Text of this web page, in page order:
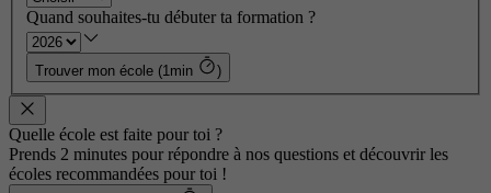
Quand souhaites-tu débuter ta formation ?
Trouver mon école (1min )
Quelle école est faite pour toi ?
Prends 2 minutes pour répondre à nos questions et découvrir les
écoles recommandées pour toi !